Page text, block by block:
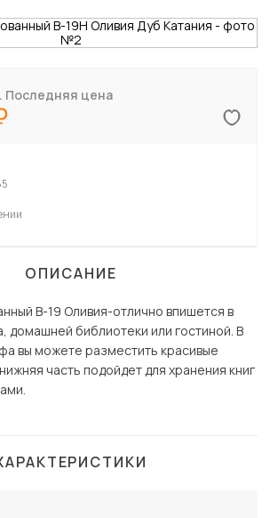
Последняя цена
ОПИСАНИЕ
В-19 Оливия-отлично впишется в
домашней библиотеки или гостиной. В
вы можете разместить красивые
часть подойдет для хранения книг